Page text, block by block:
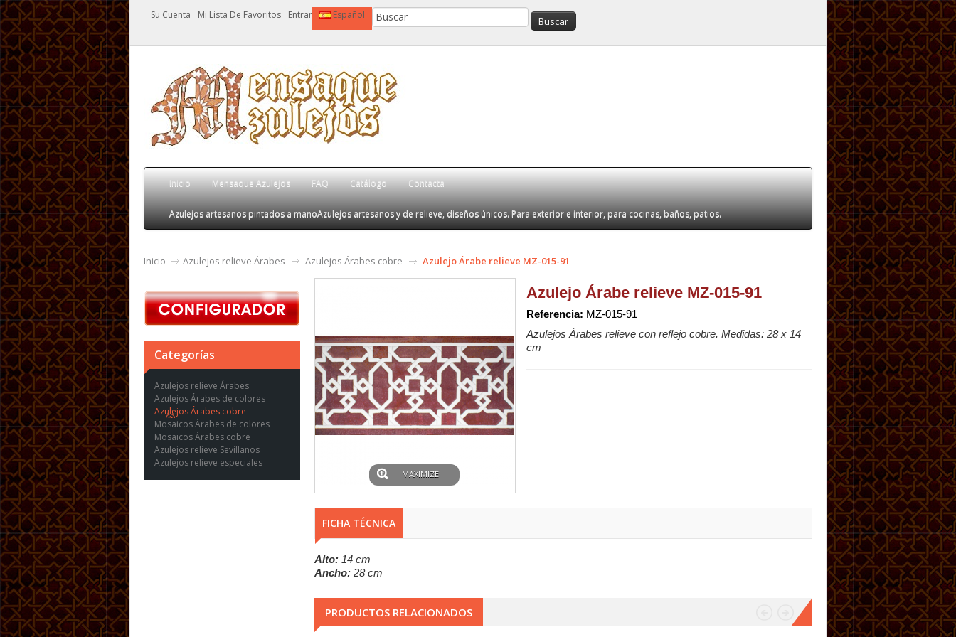
Su Cuenta Mi Lista De Favoritos Entrar Español
Inicio Mensaque Azulejos FAQ Catálogo Contacta
Azulejos artesanos pintados a manoAzulejos artesanos y de relieve, diseños únicos. Para exterior e interior, para cocinas, baños, patios.
Inicio Azulejos relieve Árabes Azulejos Árabes cobre Azulejo Árabe relieve MZ-015-91
Categorías
Azulejos relieve Árabes
Azulejos Árabes de colores
Azulejos Árabes cobre
Mosaicos Árabes de colores
Mosaicos Árabes cobre
Azulejos relieve Sevillanos
Azulejos relieve especiales
MAXIMIZE
Azulejo Árabe relieve MZ-015-91
Referencia: MZ-015-91
Azulejos Árabes relieve con reflejo cobre. Medidas: 28 x 14
cm
FICHA TÉCNICA
Alto: 14 cm
Ancho: 28 cm
PRODUCTOS RELACIONADOS